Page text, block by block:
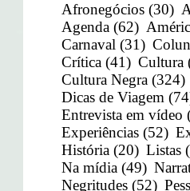
Afronegócios (30)
Agenda (62)
Carnaval (31)
Crítica (41) Cultura
Cultura Negra (324)
Dicas de Viagem
Entrevista em vídeo
Experiências (52)
História (20) Listas
Na mídia (49)
Negritudes (52)